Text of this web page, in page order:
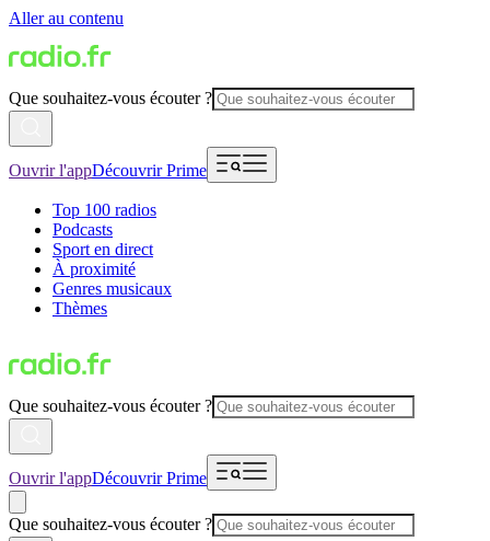
Aller au contenu
Que souhaitez-vous écouter ?
Ouvrir l'appDécouvrir Prime
Top 100 radios
Podcasts
Sport en direct
À proximité
Genres musicaux
Thèmes
Que souhaitez-vous écouter ?
Ouvrir l'appDécouvrir Prime
Que souhaitez-vous écouter ?